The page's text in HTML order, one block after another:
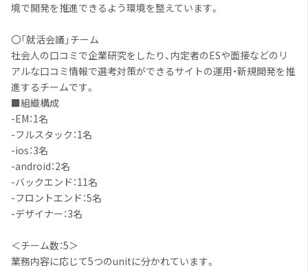
境で開発を推進できるよう環境を整えています。
〇「就活会議」チーム
社会人の口コミで企業研究をしたり、内定者のESや面接などのリ
アルな口コミ情報で選考対策ができるサイトの運用・新規開発を推
進するチームです。
■組織構成
-EM：1名
-フルスタック：1名
-ios：3名
-android：2名
-バックエンド：11名
-フロントエンド：5名
-デザイナー：3名
＜チーム数：5＞
業務内容に応じて5つのunitに分かれています。